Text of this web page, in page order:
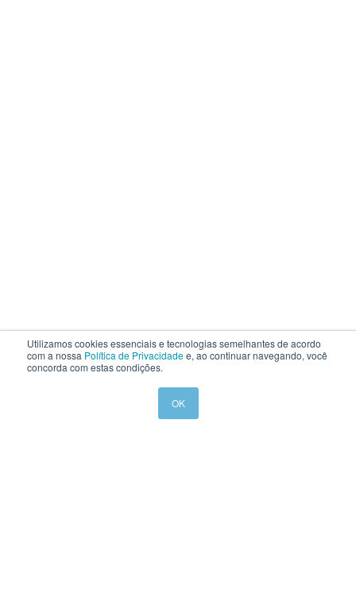
Utilizamos cookies essenciais e tecnologias semelhantes de acordo
com a nossa Política de Privacidadee, ao continuar navegando, você
concorda com estas condições.
OK